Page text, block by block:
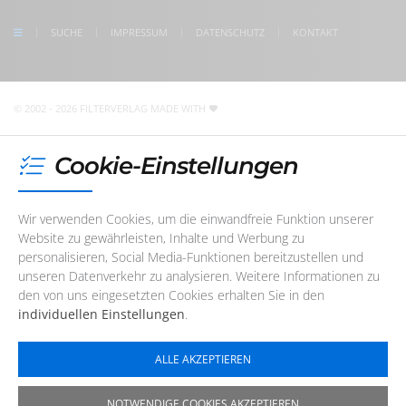
SUCHE IMPRESSUM DATENSCHUTZ KONTAKT
© 2002 - 2026 FILTERVERLAG MADE WITH
Cookie-Einstellungen
Wir verwenden Cookies, um die einwandfreie Funktion unserer
Website zu gewährleisten, Inhalte und Werbung zu
personalisieren, Social Media-Funktionen bereitzustellen und
unseren Datenverkehr zu analysieren. Weitere Informationen zu
den von uns eingesetzten Cookies erhalten Sie in den
individuellen Einstellungen.
ALLE AKZEPTIEREN